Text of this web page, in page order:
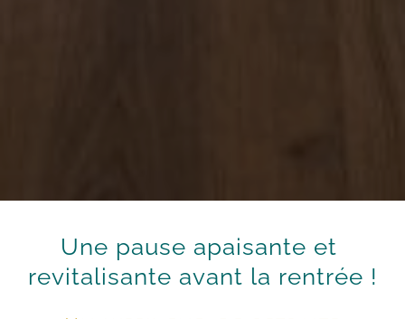
Une pause apaisante et
revitalisante avant la rentrée !